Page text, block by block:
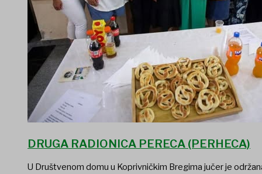
DRUGA RADIONICA PERECA (PERHECA)
U Društvenom domu u Koprivničkim Bregima jučer je